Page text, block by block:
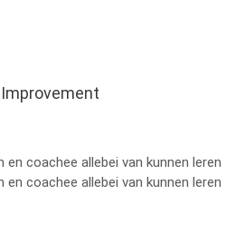
coachee allebei van kunnen leren
coachee allebei van kunnen leren